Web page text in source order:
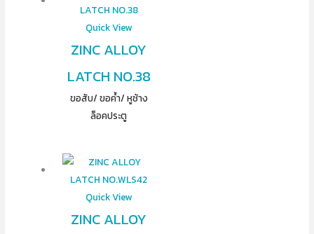
Quick View
ZINC ALLOY
LATCH NO.38
ขอสับ/ ขอค้ำ/ หูช้าง
ล็อคประตู
Quick View
ZINC ALLOY